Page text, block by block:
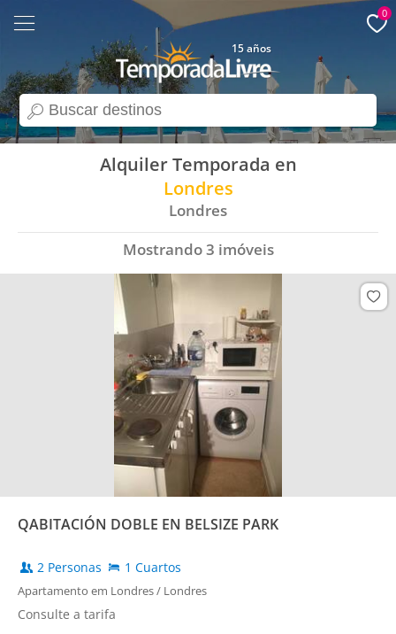
search
15 años
0
Alquiler Temporada en
Londres
Londres
Mostrando3 imóveis
QABITACIÓN DOBLE EN BELSIZE PARK
2 Personas 1 Cuartos
Apartamento em Londres / Londres
Consulte a tarifa